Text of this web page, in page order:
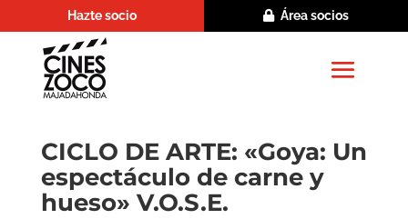
Hazte socio Área socios
CICLO DE ARTE: «Goya: Un
espectáculo de carne y
hueso» V.O.S.E.